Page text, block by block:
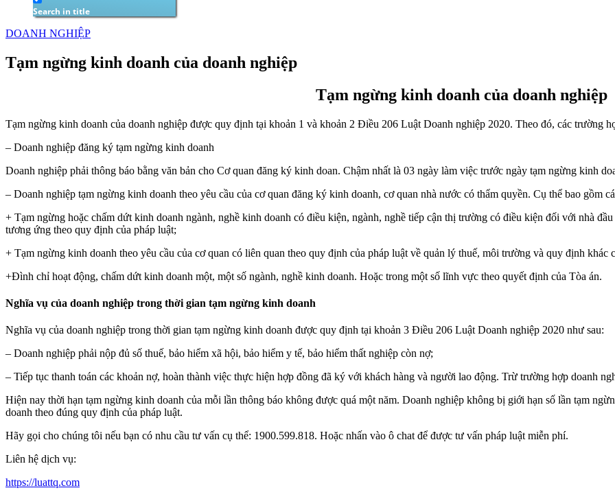
Search in title
DOANH NGHIỆP
Tạm ngừng kinh doanh của doanh nghiệp
Tạm ngừng kinh doanh của doanh nghiệp
Tạm ngừng kinh doanh của doanh nghiệp được quy định tại khoản 1 và khoản 2 Điều 206 Luật Doanh nghiệp 2020. Theo đó, các trường
– Doanh nghiệp đăng ký tạm ngừng kinh doanh
Doanh nghiệp phải thông báo bằng văn bản cho Cơ quan đăng ký kinh doan. Chậm nhất là 03 ngày làm việc trước ngày tạm ngừng kinh
– Doanh nghiệp tạm ngừng kinh doanh theo yêu cầu của cơ quan đăng ký kinh doanh, cơ quan nhà nước có thẩm quyền. Cụ thể bao gồm
+ Tạm ngừng hoặc chấm dứt kinh doanh ngành, nghề kinh doanh có điều kiện, ngành, nghề tiếp cận thị trường có điều kiện đối với nhà
tương ứng theo quy định của pháp luật;
+ Tạm ngừng kinh doanh theo yêu cầu của cơ quan có liên quan theo quy định của pháp luật về quản lý thuế, môi trường và quy định khác
+Đình chỉ hoạt động, chấm dứt kinh doanh một, một số ngành, nghề kinh doanh. Hoặc trong một số lĩnh vực theo quyết định của Tòa án.
Nghĩa vụ của doanh nghiệp trong thời gian tạm ngừng kinh doanh
Nghĩa vụ của doanh nghiệp trong thời gian tạm ngừng kinh doanh được quy định tại khoản 3 Điều 206 Luật Doanh nghiệp 2020 như sau:
– Doanh nghiệp phải nộp đủ số thuế, bảo hiểm xã hội, bảo hiểm y tế, bảo hiểm thất nghiệp còn nợ;
– Tiếp tục thanh toán các khoản nợ, hoàn thành việc thực hiện hợp đồng đã ký với khách hàng và người lao động. Trừ trường hợp doanh
Hiện nay thời hạn tạm ngừng kinh doanh của mỗi lần thông báo không được quá một năm. Doanh nghiệp không bị giới hạn số lần tạm
doanh theo đúng quy định của pháp luật.
Hãy gọi cho chúng tôi nếu bạn có nhu cầu tư vấn cụ thể: 1900.599.818. Hoặc nhấn vào ô chat để được tư vấn pháp luật miễn phí.
Liên hệ dịch vụ:
https://luattq.com